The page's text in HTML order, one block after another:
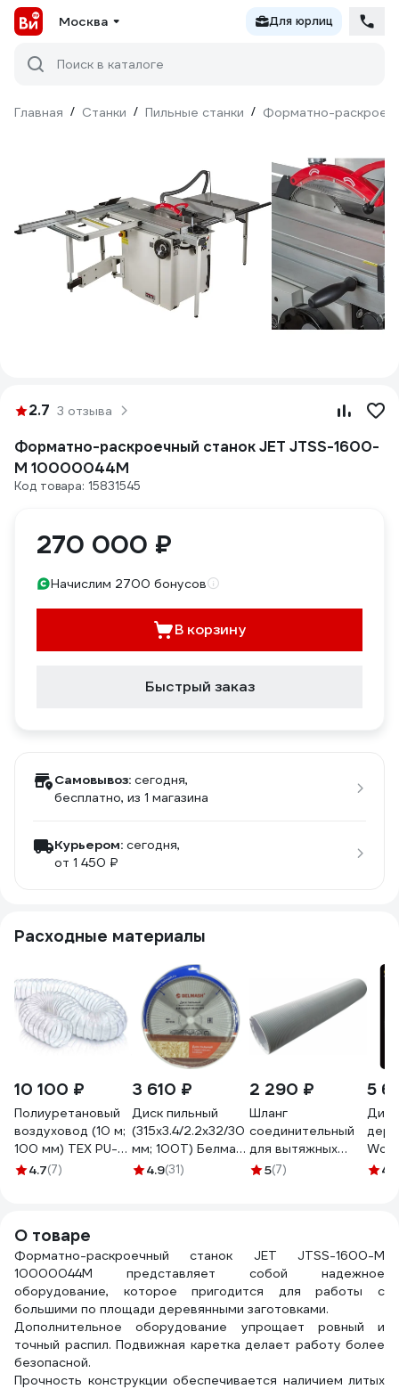
Москва Для юрлиц
Поиск в каталоге
Главная / Станки / Пильные станки / Форматно-
2.7 3 отзыва
Форматно-раскроечный станок JET JTSS-1600-
M 10000044M
Код товара: 15831545
270 000 ₽
Начислим 2700 бонусов
В корзину
Быстрый заказ
Самовывоз: сегодня,
бесплатно, из 1 магазина
Курьером: сегодня,
от 1 450 ₽
Расходные материалы
10 100 ₽
Полиуретановый
воздуховод (10 м;
100 мм) TEX PU-
400-100/10
4.7(7)
3 610 ₽
Диск пильный
(315x3.4/2.2x32/30
мм; 100T) Белмаш
RD135A
4.9(31)
2 290 ₽
Шланг
соединительный
для вытяжных
установок 2 м
5(7)
5
4.8
О товаре
Форматно-раскроечный станок JET JTSS-1600-M
10000044M представляет собой надежное
оборудование, которое пригодится для работы с
большими по площади деревянными заготовками.
Дополнительное оборудование упрощает ровный и
точный распил. Подвижная каретка делает работу более
безопасной.
Прочность конструкции обеспечивается наличием литых